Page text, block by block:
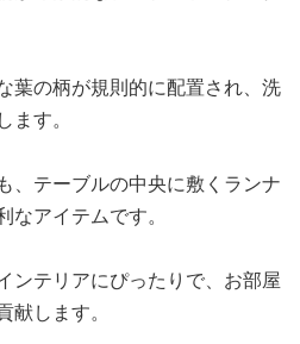
葉の柄が規則的に配置され、洗
す。
、テーブルの中央に敷くランナ
アイテムです。
ンテリアにぴったりで、お部屋
します。